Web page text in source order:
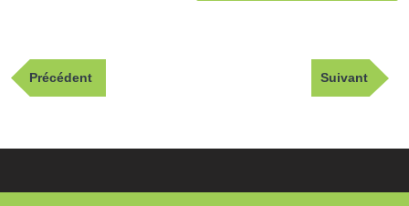
Navigation
dePublication
précédente
Précédent
Article
suivant
Suivant